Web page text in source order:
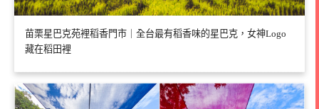
苗栗星巴克苑裡稻香門市｜全台最有稻香味的星巴克，女神Logo
藏在稻田裡